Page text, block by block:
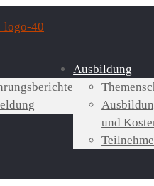
Ausbildung
und